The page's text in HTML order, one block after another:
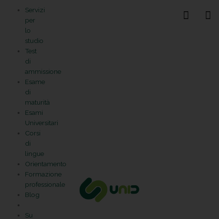
contenuto
Servizi
per
lo
studio
Test
di
ammissione
Esame
di
maturità
Esami
Universitari
Corsi
di
lingue
Orientamento
Formazione
professionale
Blog
Su